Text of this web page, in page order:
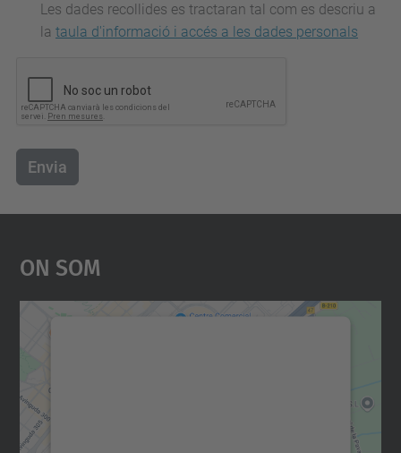
Les dades recollides es tractaran tal com es descriu a
la taula d'informació i accés a les dades personals
Envia
On Som